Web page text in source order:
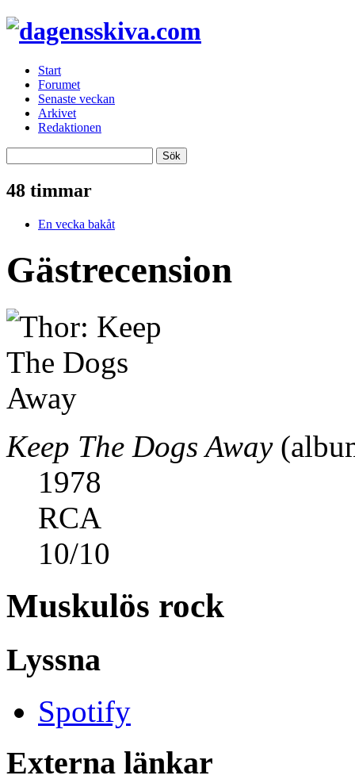
Start
Forumet
Senaste veckan
Arkivet
Redaktionen
48 timmar
En vecka bakåt
Gästrecension
Keep The Dogs Away
1978
RCA
10/10
Muskulös rock
Lyssna
Spotify
Externa länkar